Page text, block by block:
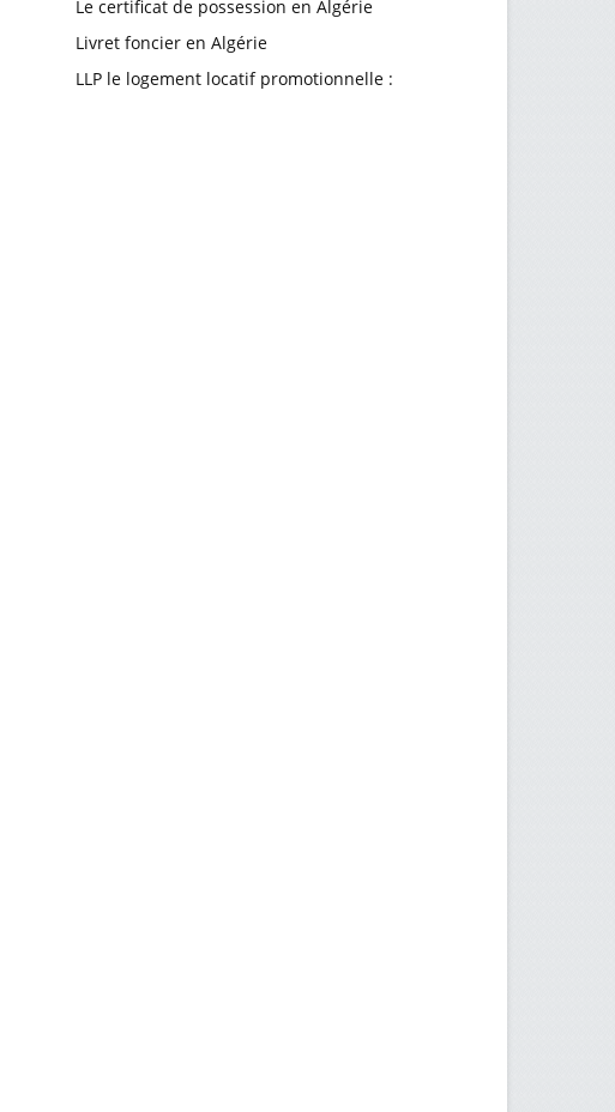
Le certificat de possession en Algérie
Livret foncier en Algérie
LLP le logement locatif promotionnelle :